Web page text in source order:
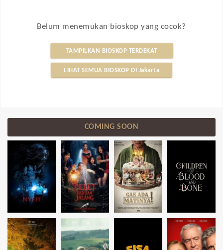
Belum menemukan bioskop yang cocok?
TAMPILKAN BIOSKOP TERDEKAT
LIHAT SEMUA BIOSKOP DI Jakarta
COMING SOON